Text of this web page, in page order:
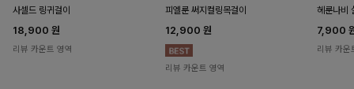
사셀드 링귀걸이
18,900 원
리뷰 카운트 영역
피엘룬 써지컬링목걸이
12,900 원
리뷰 카운트 영역
헤룬나비
7,900
리뷰 카운